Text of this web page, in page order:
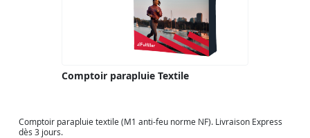
Comptoir parapluie Textile
Comptoir parapluie textile (M1 anti-feu norme NF). Livraison Express
dès 3 jours.